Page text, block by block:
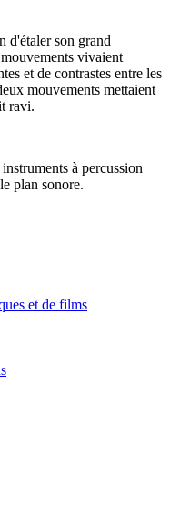
d'étaler son grand
vivaient
et de contrastes entre les
mouvements mettaient
ravi.
à percussion
plan sonore.
et de films